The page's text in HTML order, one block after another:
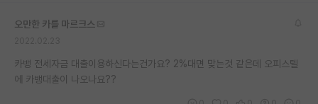
오만한 카를 마르크스
카뱅 전세자금 대출이용하신다는건가요? 2%대면 맞는것 같은데 오피스텔
에 카뱅대출이 나오나요??